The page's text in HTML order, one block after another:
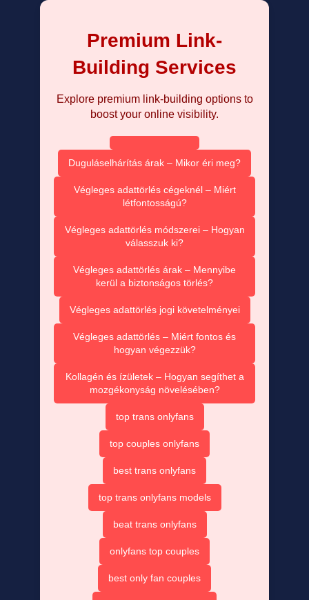
Premium Link-
Building Services
Explore premium link-building options to
boost your online visibility.
Duguláselhárítás árak – Mikor éri meg?
Végleges adattörlés cégeknél – Miért
létfontosságú?
Végleges adattörlés módszerei – Hogyan
válasszuk ki?
Végleges adattörlés árak – Mennyibe
kerül a biztonságos törlés?
Végleges adattörlés jogi követelményei
Végleges adattörlés – Miért fontos és
hogyan végezzük?
Kollagén és ízületek – Hogyan segíthet a
mozgékonyság növelésében?
top trans onlyfans
top couples onlyfans
best trans onlyfans
top trans onlyfans models
beat trans onlyfans
onlyfans top couples
best only fan couples